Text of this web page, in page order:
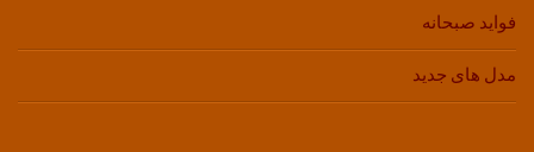
فواید صبحانه
مدل های جدید